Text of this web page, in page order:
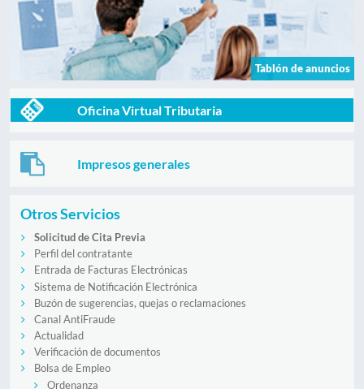
Tablón de anuncios
Oficina Virtual Tributaria
Impresos generales
Otros Servicios
Solicitud de Cita Previa
Perfil del contratante
Entrada de Facturas Electrónicas
Sistema de Notificación Electrónica
Buzón de sugerencias, quejas o reclamaciones
Canal AntiFraude
Actualidad
Verificación de documentos
Bolsa de Empleo
Ordenanza